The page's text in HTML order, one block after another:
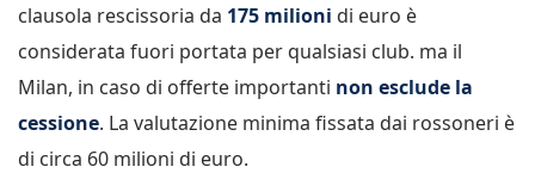
clausola rescissoria da 175 milioni di euro è
considerata fuori portata per qualsiasi club. ma il
Milan, in caso di offerte importanti non esclude la
cessione. La valutazione minima fissata dai rossoneri è
di circa 60 milioni di euro.